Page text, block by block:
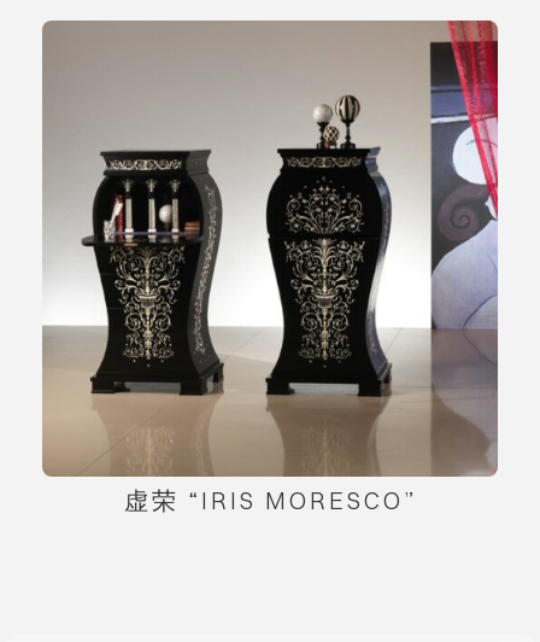
虚荣 “IRIS MORESCO”